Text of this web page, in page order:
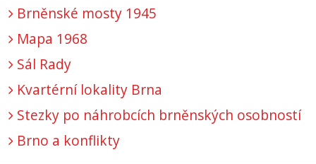
Brněnské mosty 1945
Mapa 1968
Sál Rady
Kvartérní lokality Brna
Stezky po náhrobcích brněnských osobností
Brno a konflikty